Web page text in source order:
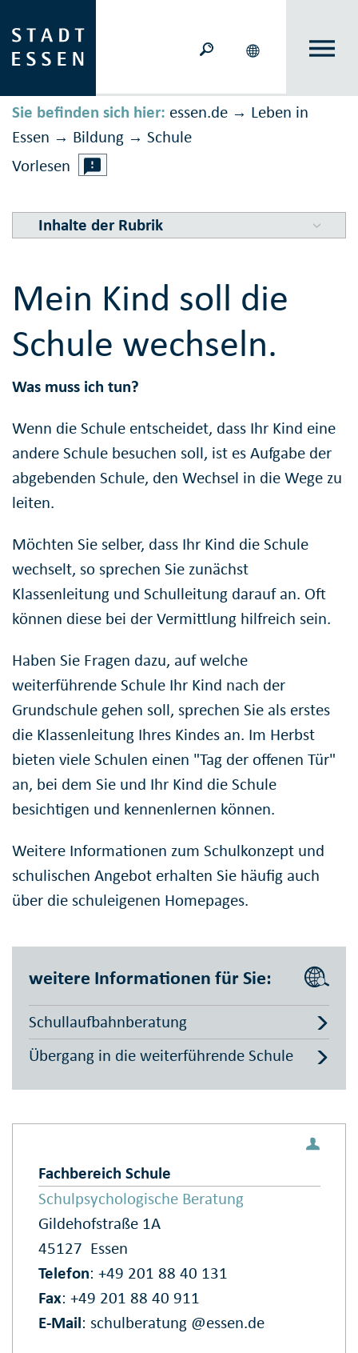
Sie befinden sich hier: essen.de → Leben in
Essen → Bildung → Schule
Vorlesen
Inhalte der Rubrik
Mein Kind soll die
Schule wechseln.
Was muss ich tun?
Wenn die Schule entscheidet, dass Ihr Kind eine
andere Schule besuchen soll, ist es Aufgabe der
abgebenden Schule, den Wechsel in die Wege zu
leiten.
Möchten Sie selber, dass Ihr Kind die Schule
wechselt, so sprechen Sie zunächst
Klassenleitung und Schulleitung darauf an. Oft
können diese bei der Vermittlung hilfreich sein.
Haben Sie Fragen dazu, auf welche
weiterführende Schule Ihr Kind nach der
Grundschule gehen soll, sprechen Sie als erstes
die Klassenleitung Ihres Kindes an. Im Herbst
bieten viele Schulen einen "Tag der offenen Tür"
an, bei dem Sie und Ihr Kind die Schule
besichtigen und kennenlernen können.
Weitere Informationen zum Schulkonzept und
schulischen Angebot erhalten Sie häufig auch
über die schuleigenen Homepages.
weitere Informationen für Sie:
Schullaufbahnberatung
Übergang in die weiterführende Schule
Fachbereich Schule
Schulpsychologische Beratung
Gildehofstraße 1A
45127 Essen
Telefon: +49 201 88 40 131
Fax: +49 201 88 40 911
E‑Mail: schulberatung @essen.de